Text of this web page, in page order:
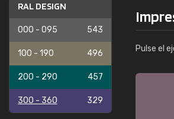
RAL DESIGN
000 - 095 543
100 - 190 496
200 - 290 457
300 - 360 329
Pulse el